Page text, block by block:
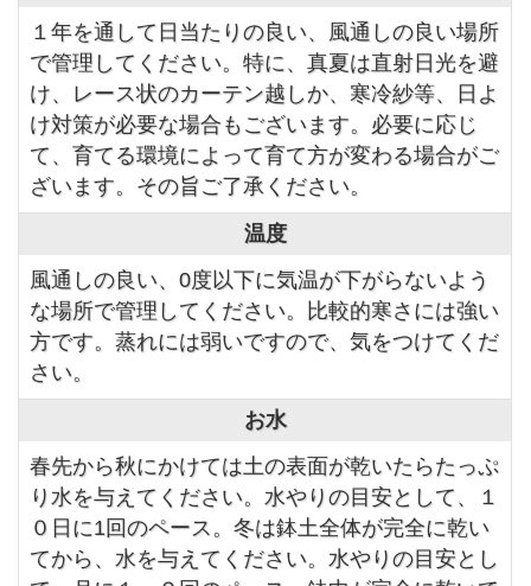
１年を通して日当たりの良い、風通しの良い場所
で管理してください。特に、真夏は直射日光を避
け、レース状のカーテン越しか、寒冷紗等、日よ
け対策が必要な場合もございます。必要に応じ
て、育てる環境によって育て方が変わる場合がご
ざいます。その旨ご了承ください。
温度
風通しの良い、0度以下に気温が下がらないよう
な場所で管理してください。比較的寒さには強い
方です。蒸れには弱いですので、気をつけてくだ
さい。
お水
春先から秋にかけては土の表面が乾いたらたっぷ
り水を与えてください。水やりの目安として、１
０日に1回のペース。冬は鉢土全体が完全に乾い
てから、水を与えてください。水やりの目安とし